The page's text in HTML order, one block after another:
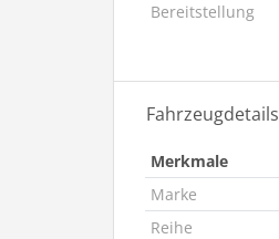
Bereitstellung
Fahrzeugdetails
Merkmale
Marke
Reihe